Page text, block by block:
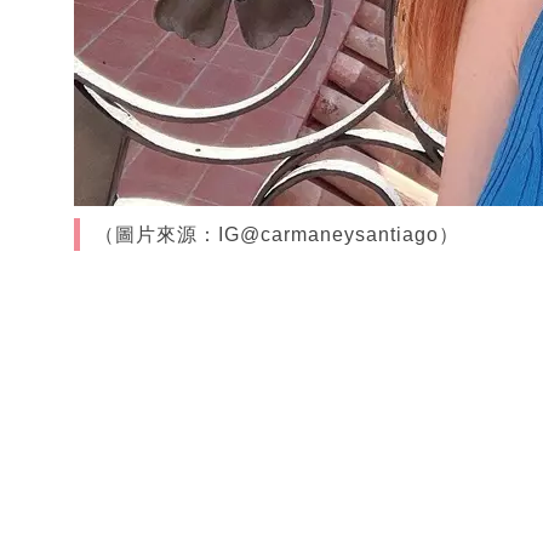
（圖片來源：IG@carmaneysantiago）